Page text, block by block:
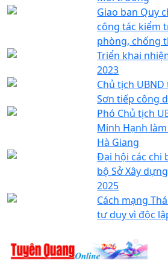
Giao ban Quy
công tác kiểm
phòng, chống
Triển khai
2023
Chủ tịch
Sơn tiếp công
Phó Chủ tịch
Minh Hạnh
Hà Giang
Đại hội các chi
bộ Sở Xây
2025
Cách mạng
tư duy vì độc